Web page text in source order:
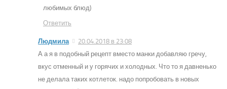
любимых блюд)
Ответить
Людмила
20.04.2018 в 23:08
А а я в подобный рецепт вместо манки добавляю гречу,
вкус отменный и у горячих и холодных. Что то я давненько
не делала таких котлеток. надо попробовать в новых